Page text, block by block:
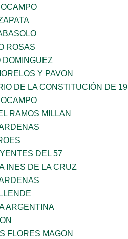
ROSAS
DOMINGUEZ
Y PAVON
DE LA CONSTITUCIÓN DE
RAMOS MILLAN
DEL 57
INES DE LA CRUZ
ARGENTINA
FLORES MAGON